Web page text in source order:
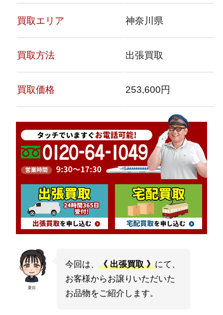
買取エリア 神奈川県
買取方法 出張買取
買取価格 253,600円
夏目
今回は、 《 出張買取 》にて、
お客様からお譲りいただいた
お品物をご紹介します。